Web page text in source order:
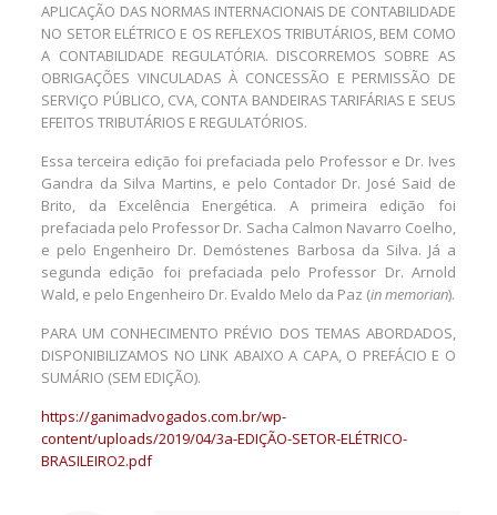
APLICAÇÃO DAS NORMAS INTERNACIONAIS DE CONTABILIDADE
NO SETOR ELÉTRICO E OS REFLEXOS TRIBUTÁRIOS, BEM COMO
A CONTABILIDADE REGULATÓRIA. DISCORREMOS SOBRE AS
OBRIGAÇÕES VINCULADAS À CONCESSÃO E PERMISSÃO DE
SERVIÇO PÚBLICO, CVA, CONTA BANDEIRAS TARIFÁRIAS E SEUS
EFEITOS TRIBUTÁRIOS E REGULATÓRIOS.
Essa terceira edição foi prefaciada pelo Professor e Dr. Ives
Gandra da Silva Martins, e pelo Contador Dr. José Said de
Brito, da Excelência Energética. A primeira edição foi
prefaciada pelo Professor Dr. Sacha Calmon Navarro Coelho,
e pelo Engenheiro Dr. Demóstenes Barbosa da Silva. Já a
segunda edição foi prefaciada pelo Professor Dr. Arnold
Wald, e pelo Engenheiro Dr. Evaldo Melo da Paz (in memorian).
PARA UM CONHECIMENTO PRÉVIO DOS TEMAS ABORDADOS,
DISPONIBILIZAMOS NO LINK ABAIXO A CAPA, O PREFÁCIO E O
SUMÁRIO (SEM EDIÇÃO).
https://ganimadvogados.com.br/wp-
content/uploads/2019/04/3a-EDIÇÃO-SETOR-ELÉTRICO-
BRASILEIRO2.pdf